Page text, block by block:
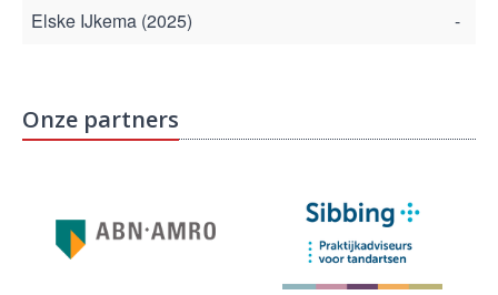
Elske IJkema (2025)
-
Onze partners